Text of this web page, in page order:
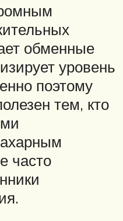
обменные
уровень
поэтому
тем, кто
часто